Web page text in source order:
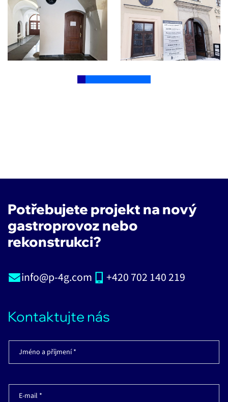
Potřebujete projekt na nový
gastroprovoz nebo
rekonstrukci?
info@p-4g.com +420 702 140 219
Kontaktujte nás
Jméno a příjmení *
E-mail *